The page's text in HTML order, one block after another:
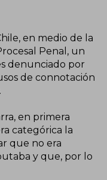
en medio de la
Penal, un
denunciado por
de connotación
en primera
categórica la
que no era
y que, por lo